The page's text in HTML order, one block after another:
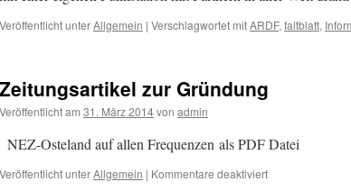
Veröffentlicht unterAllgemein | Verschlagwortet mitARDF, faltblatt,
Zeitungsartikel zur Gründung
Veröffentlicht am 31. März 2014von admin
NEZ-Osteland auf allen Frequenzen als PDF Datei
Veröffentlicht unterAllgemein | Kommentare deaktiviertfür